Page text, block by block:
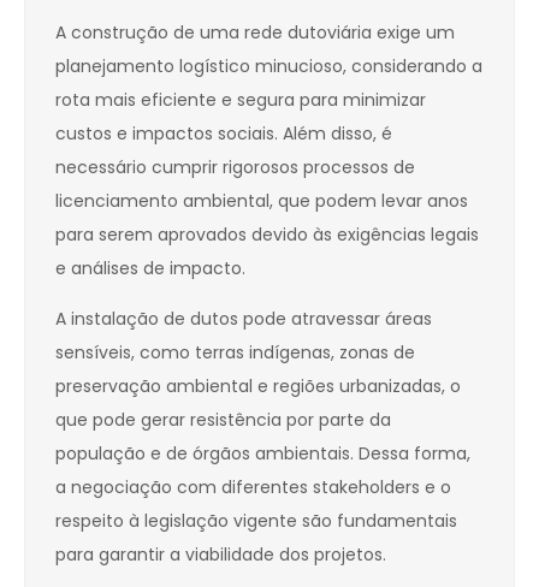
A construção de uma rede dutoviária exige um
planejamento logístico minucioso, considerando a
rota mais eficiente e segura para minimizar
custos e impactos sociais. Além disso, é
necessário cumprir rigorosos processos de
licenciamento ambiental, que podem levar anos
para serem aprovados devido às exigências legais
e análises de impacto.
A instalação de dutos pode atravessar áreas
sensíveis, como terras indígenas, zonas de
preservação ambiental e regiões urbanizadas, o
que pode gerar resistência por parte da
população e de órgãos ambientais. Dessa forma,
a negociação com diferentes stakeholders e o
respeito à legislação vigente são fundamentais
para garantir a viabilidade dos projetos.